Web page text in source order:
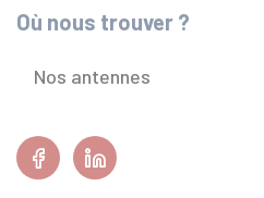
Où nous trouver ?
Nos antennes
FacebookLinkedin